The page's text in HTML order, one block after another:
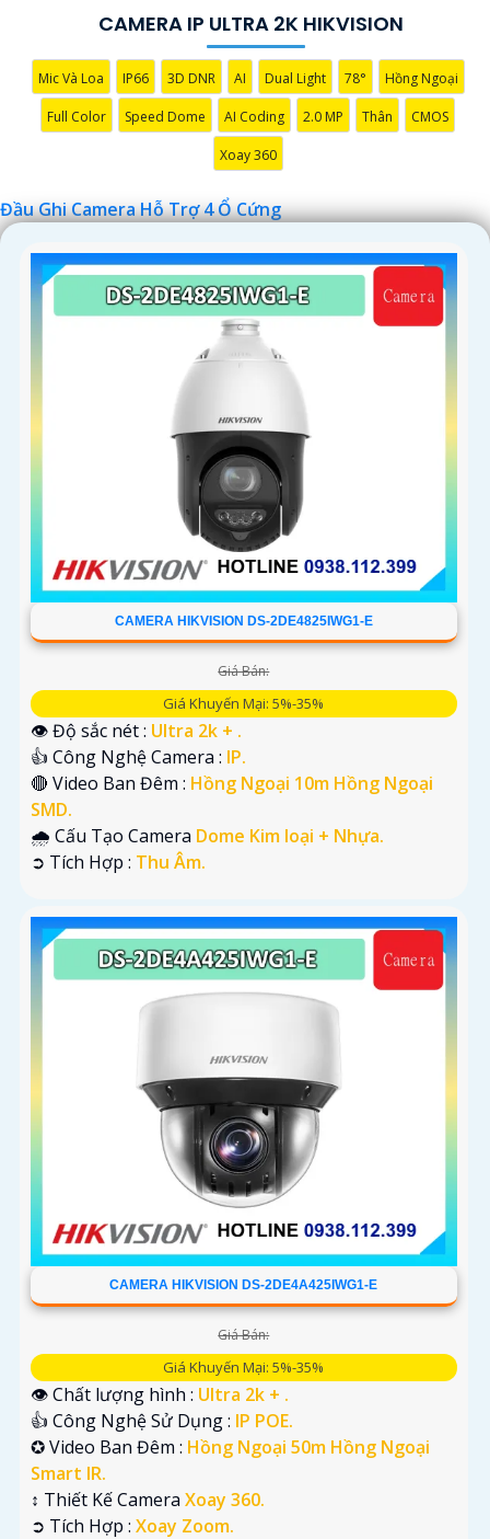
CAMERA IP ULTRA 2K HIKVISION
Mic Và Loa IP66 3D DNR AI Dual Light 78° Hồng Ngoại
Full Color Speed Dome AI Coding 2.0 MP Thân CMOS
Xoay 360
Đầu Ghi Camera Hỗ Trợ 4 Ổ Cứng
CAMERA HIKVISION DS-2DE4825IWG1-E
Giá Bán:
Giá Khuyến Mại: 5%-35%
👁 Độ sắc nét : Ultra 2k + .
👍 Công Nghệ Camera : IP.
🔴 Video Ban Đêm : Hồng Ngoại 10m Hồng Ngoại
SMD.
🌧️ Cấu Tạo Camera Dome Kim loại + Nhựa.
️➲ Tích Hợp : Thu Âm.
CAMERA HIKVISION DS-2DE4A425IWG1-E
Giá Bán:
Giá Khuyến Mại: 5%-35%
👁 Chất lượng hình : Ultra 2k + .
👍 Công Nghệ Sử Dụng : IP POE.
✪ Video Ban Đêm : Hồng Ngoại 50m Hồng Ngoại
Smart IR.
↕️ Thiết Kế Camera Xoay 360.
️➲ Tích Hợp : Xoay Zoom.